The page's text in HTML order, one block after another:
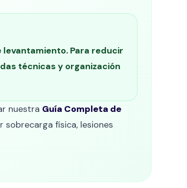
Para reducir
técnicas y organización
nuestra Guía Completa de
física, lesiones